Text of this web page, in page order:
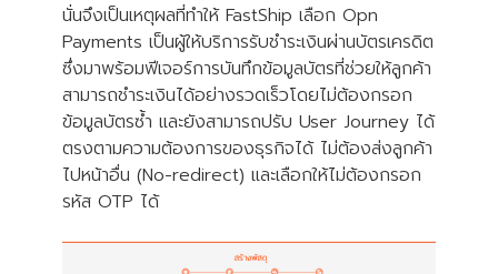
นั่นจึงเป็นเหตุผลที่ทำให้ FastShip เลือก Opn
Payments เป็นผู้ให้บริการรับชำระเงินผ่านบัตรเครดิต
ซึ่งมาพร้อมฟีเจอร์การบันทึกข้อมูลบัตรที่ช่วยให้ลูกค้า
สามารถชำระเงินได้อย่างรวดเร็วโดยไม่ต้องกรอก
ข้อมูลบัตรซ้ำ และยังสามารถปรับ User Journey ได้
ตรงตามความต้องการของธุรกิจได้ ไม่ต้องส่งลูกค้า
ไปหน้าอื่น (No-redirect) และเลือกให้ไม่ต้องกรอก
รหัส OTP ได้